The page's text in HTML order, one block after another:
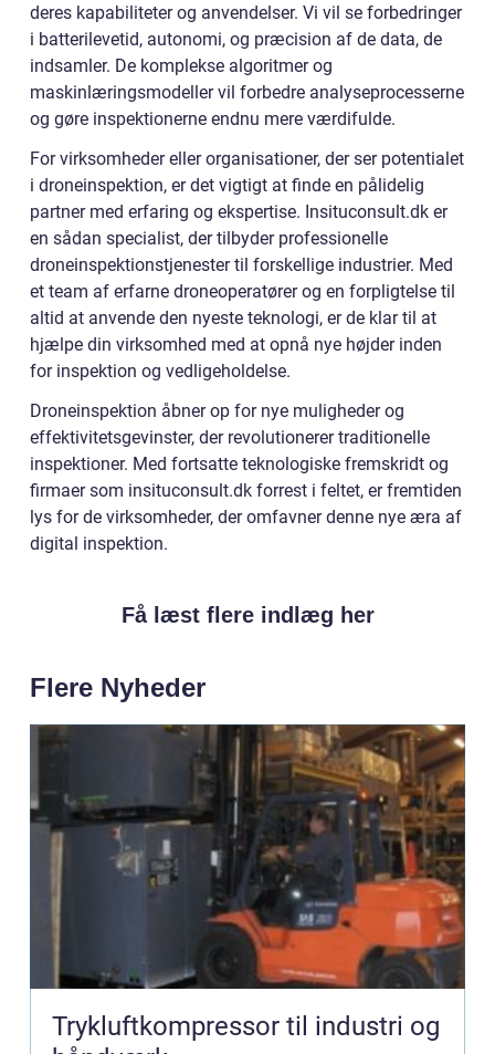
deres kapabiliteter og anvendelser. Vi vil se forbedringer
i batterilevetid, autonomi, og præcision af de data, de
indsamler. De komplekse algoritmer og
maskinlæringsmodeller vil forbedre analyseprocesserne
og gøre inspektionerne endnu mere værdifulde.
For virksomheder eller organisationer, der ser potentialet
i droneinspektion, er det vigtigt at finde en pålidelig
partner med erfaring og ekspertise. Insituconsult.dk er
en sådan specialist, der tilbyder professionelle
droneinspektionstjenester til forskellige industrier. Med
et team af erfarne droneoperatører og en forpligtelse til
altid at anvende den nyeste teknologi, er de klar til at
hjælpe din virksomhed med at opnå nye højder inden
for inspektion og vedligeholdelse.
Droneinspektion åbner op for nye muligheder og
effektivitetsgevinster, der revolutionerer traditionelle
inspektioner. Med fortsatte teknologiske fremskridt og
firmaer som insituconsult.dk forrest i feltet, er fremtiden
lys for de virksomheder, der omfavner denne nye æra af
digital inspektion.
Få læst flere indlæg her
Flere Nyheder
Trykluftkompressor til industri og